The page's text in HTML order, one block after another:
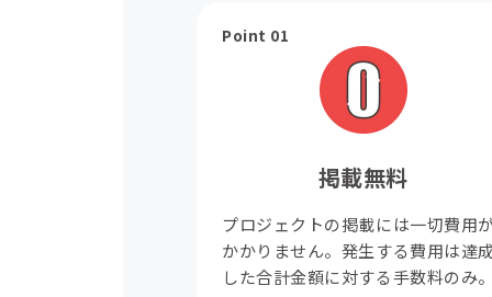
Point 01
掲載無料
プロジェクトの掲載には一切費用
かかりません。発生する費用は達
した合計金額に対する手数料のみ